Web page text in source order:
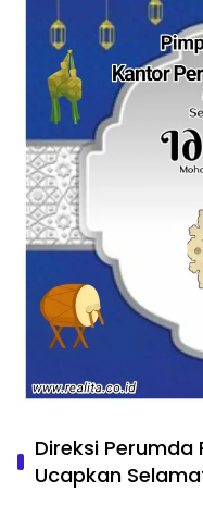
Direksi Perumda
Ucapkan